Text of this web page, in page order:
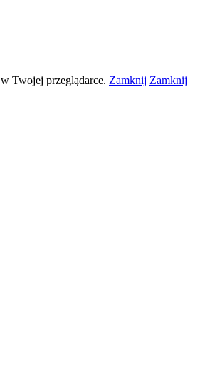
w Twojej przeglądarce. Zamknij Zamknij